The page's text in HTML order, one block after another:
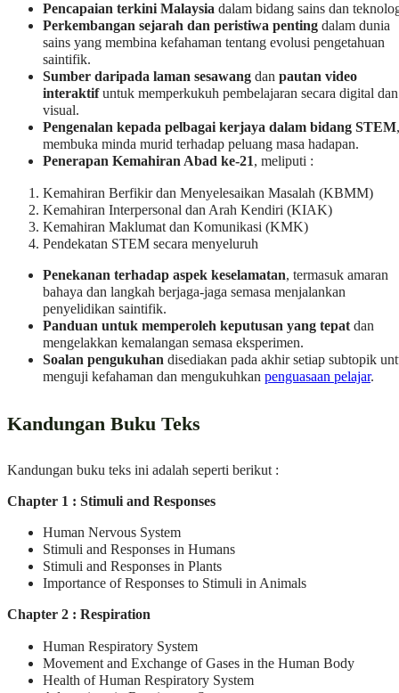
Pencapaian terkini Malaysia dalam bidang sains dan
Perkembangan sejarah dan peristiwa penting dalam dunia
sains yang membina kefahaman tentang evolusi pengetahuan
saintifik.
Sumber daripada laman sesawang dan pautan video
interaktifuntuk memperkukuh pembelajaran secara digital dan
visual.
Pengenalan kepada pelbagai kerjaya dalam bidang STEM,
membuka minda murid terhadap peluang masa hadapan.
Penerapan Kemahiran Abad ke-21, meliputi :
Kemahiran Berfikir dan Menyelesaikan Masalah (KBMM)
Kemahiran Interpersonal dan Arah Kendiri (KIAK)
Kemahiran Maklumat dan Komunikasi (KMK)
Pendekatan STEM secara menyeluruh
Penekanan terhadap aspek keselamatan, termasuk amaran
bahaya dan langkah berjaga-jaga semasa menjalankan
penyelidikan saintifik.
Panduan untuk memperoleh keputusan yang tepatdan
mengelakkan kemalangan semasa eksperimen.
Soalan pengukuhan disediakan pada akhir setiap subtopik
menguji kefahaman dan mengukuhkan penguasaan pelajar.
Kandungan Buku Teks
Kandungan buku teks ini adalah seperti berikut :
Chapter 1 : Stimuli and Responses
Human Nervous System
Stimuli and Responses in Humans
Stimuli and Responses in Plants
Importance of Responses to Stimuli in Animals
Chapter 2 : Respiration
Human Respiratory System
Movement and Exchange of Gases in the Human Body
Health of Human Respiratory System